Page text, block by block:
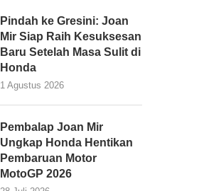
Pindah ke Gresini: Joan
Mir Siap Raih Kesuksesan
Baru Setelah Masa Sulit di
Honda
1 Agustus 2026
Pembalap Joan Mir
Ungkap Honda Hentikan
Pembaruan Motor
MotoGP 2026